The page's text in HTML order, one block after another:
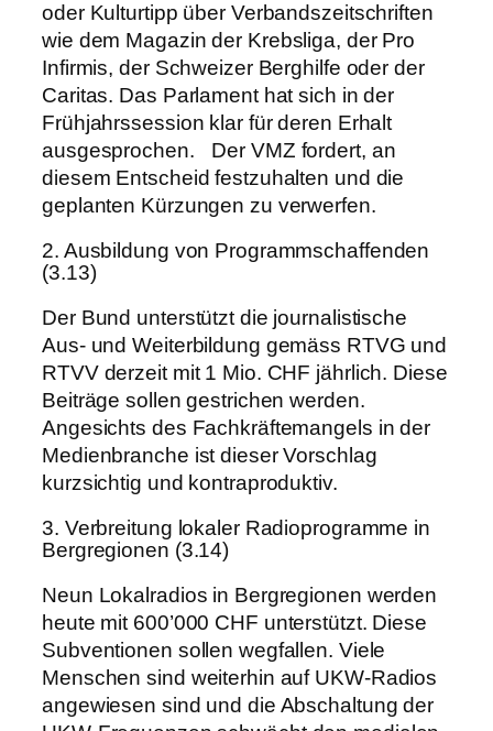
oder Kulturtipp über Verbandszeitschriften
wie dem Magazin der Krebsliga, der Pro
Infirmis, der Schweizer Berghilfe oder der
Caritas. Das Parlament hat sich in der
Frühjahrssession klar für deren Erhalt
ausgesprochen. Der VMZ fordert, an
diesem Entscheid festzuhalten und die
geplanten Kürzungen zu verwerfen.
2. Ausbildung von Programmschaffenden
(3.13)
Der Bund unterstützt die journalistische
Aus- und Weiterbildung gemäss RTVG und
RTVV derzeit mit 1 Mio. CHF jährlich. Diese
Beiträge sollen gestrichen werden.
Angesichts des Fachkräftemangels in der
Medienbranche ist dieser Vorschlag
kurzsichtig und kontraproduktiv.
3. Verbreitung lokaler Radioprogramme in
Bergregionen (3.14)
Neun Lokalradios in Bergregionen werden
heute mit 600’000 CHF unterstützt. Diese
Subventionen sollen wegfallen. Viele
Menschen sind weiterhin auf UKW-Radios
angewiesen sind und die Abschaltung der